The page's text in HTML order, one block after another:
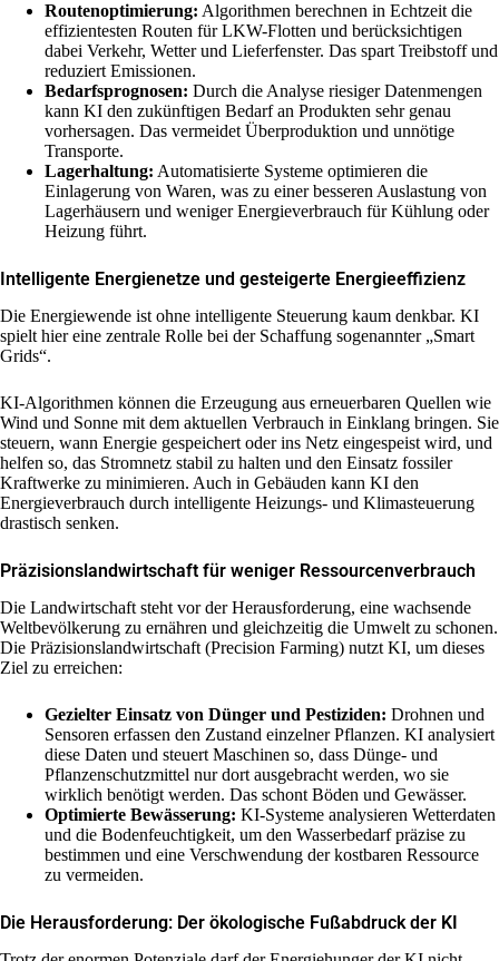
Routenoptimierung: Algorithmen berechnen in Echtzeit die
effizientesten Routen für LKW-Flotten und berücksichtigen
dabei Verkehr, Wetter und Lieferfenster. Das spart Treibstoff und
reduziert Emissionen.
Bedarfsprognosen: Durch die Analyse riesiger Datenmengen
kann KI den zukünftigen Bedarf an Produkten sehr genau
vorhersagen. Das vermeidet Überproduktion und unnötige
Transporte.
Lagerhaltung: Automatisierte Systeme optimieren die
Einlagerung von Waren, was zu einer besseren Auslastung von
Lagerhäusern und weniger Energieverbrauch für Kühlung oder
Heizung führt.
Intelligente Energienetze und gesteigerte Energieeffizienz
Die Energiewende ist ohne intelligente Steuerung kaum denkbar. KI
spielt hier eine zentrale Rolle bei der Schaffung sogenannter „Smart
Grids“.
KI-Algorithmen können die Erzeugung aus erneuerbaren Quellen wie
Wind und Sonne mit dem aktuellen Verbrauch in Einklang bringen. Sie
steuern, wann Energie gespeichert oder ins Netz eingespeist wird, und
helfen so, das Stromnetz stabil zu halten und den Einsatz fossiler
Kraftwerke zu minimieren. Auch in Gebäuden kann KI den
Energieverbrauch durch intelligente Heizungs- und Klimasteuerung
drastisch senken.
Präzisionslandwirtschaft für weniger Ressourcenverbrauch
Die Landwirtschaft steht vor der Herausforderung, eine wachsende
Weltbevölkerung zu ernähren und gleichzeitig die Umwelt zu schonen.
Die Präzisionslandwirtschaft (Precision Farming) nutzt KI, um dieses
Ziel zu erreichen:
Gezielter Einsatz von Dünger und Pestiziden: Drohnen und
Sensoren erfassen den Zustand einzelner Pflanzen. KI analysiert
diese Daten und steuert Maschinen so, dass Dünge- und
Pflanzenschutzmittel nur dort ausgebracht werden, wo sie
wirklich benötigt werden. Das schont Böden und Gewässer.
Optimierte Bewässerung: KI-Systeme analysieren Wetterdaten
und die Bodenfeuchtigkeit, um den Wasserbedarf präzise zu
bestimmen und eine Verschwendung der kostbaren Ressource
zu vermeiden.
Die Herausforderung: Der ökologische Fußabdruck der KI